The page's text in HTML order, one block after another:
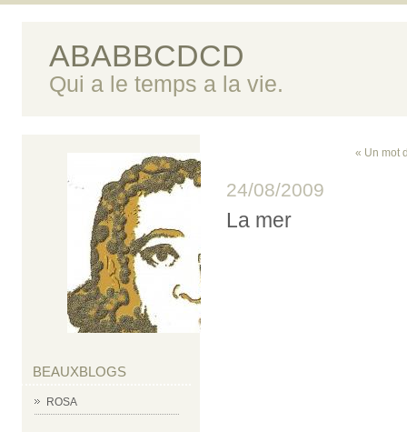
ABABBCDCD
Qui a le temps a la vie.
BEAUXBLOGS
ROSA
« Un mot
24/08/2009
La mer